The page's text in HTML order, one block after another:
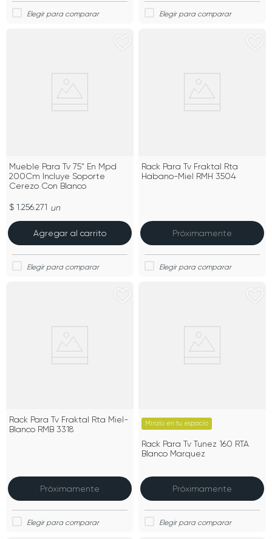
Mueble Para Tv 75" En Mpd
200Cm Incluye Soporte
Cerezo Con Blanco
$ 1.256.271 un
Agregar al carrito
Rack Para Tv Fraktal Rta
Habano-Miel RMH 3504
Próximamente
Rack Para Tv Fraktal Rta Miel-
Blanco RMB 3318
Próximamente
Míralo en tu espacio
Rack Para Tv Tunez 160 RTA
Blanco Marquez
Próximamente